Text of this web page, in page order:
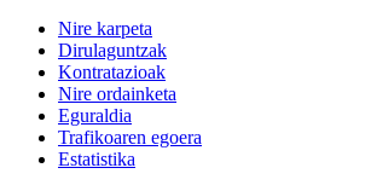
Nire karpeta
Dirulaguntzak
Kontratazioak
Nire ordainketa
Eguraldia
Trafikoaren egoera
Estatistika